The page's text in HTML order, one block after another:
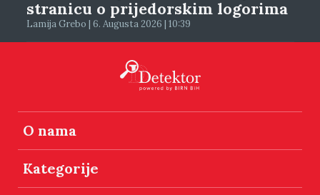
stranicu o prijedorskim logorima
Lamija Grebo | 6. Augusta 2026 | 10:39
O nama
Kategorije